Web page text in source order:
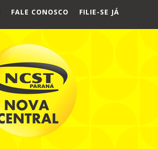
FALE CONOSCO FILIE-SE JÁ